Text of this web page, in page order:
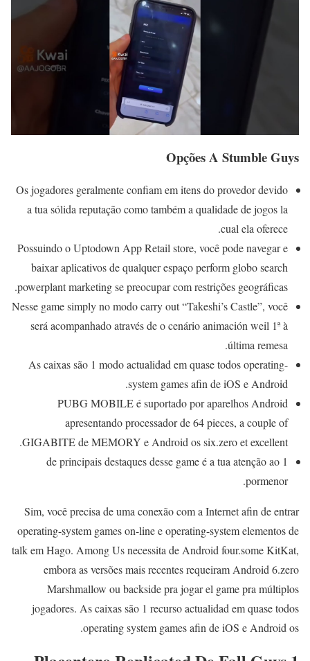
Opções A Stumble Guys
Os jogadores geralmente confiam em itens do provedor devido
a tua sólida reputação como também a qualidade de jogos la
cual ela oferece.
Possuindo o Uptodown App Retail store, você pode navegar e
baixar aplicativos de qualquer espaço perform globo search
powerplant marketing se preocupar com restrições geográficas.
Nesse game simply no modo carry out “Takeshi’s Castle”, você
será acompanhado através de o cenário animación weil 1ª à
última remesa.
As caixas são 1 modo actualidad em quase todos operating-
system games afin de iOS e Android.
PUBG MOBILE é suportado por aparelhos Android
apresentando processador de 64 pieces, a couple of
GIGABITE de MEMORY e Android os six.zero et excellent.
1 de principais destaques desse game é a tua atenção ao
pormenor.
Sim, você precisa de uma conexão com a Internet afin de entrar
operating-system games on-line e operating-system elementos de
talk em Hago. Among Us necessita de Android four.some KitKat,
embora as versões mais recentes requeiram Android 6.zero
Marshmallow ou backside pra jogar el game pra múltiplos
jogadores. As caixas são 1 recurso actualidad em quase todos
operating system games afin de iOS e Android os.